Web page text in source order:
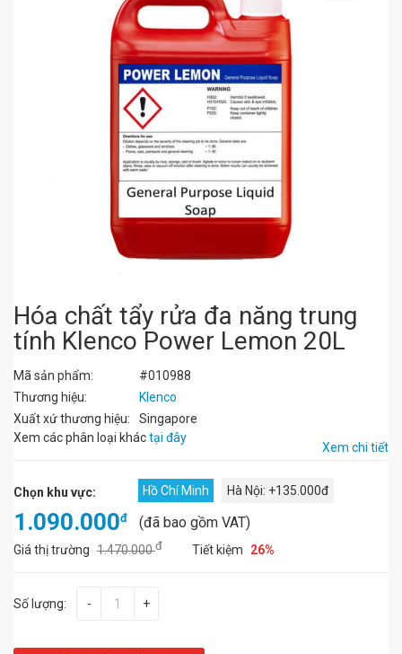
Hóa chất tẩy rửa đa năng trung
tính Klenco Power Lemon 20L
Mã sản phẩm:
#010988
Thương hiệu:
Klenco
Xuất xứ thương hiệu:
Singapore
Xem các phân loại kháctại đây
Xem chi tiết
Chọn khu vực: Hồ Chí Minh Hà Nội: +135.000đ
1.090.000đ (đã bao gồm VAT)
Giá thị trường 1.470.000đ Tiết kiệm 26%
Số lượng: - +